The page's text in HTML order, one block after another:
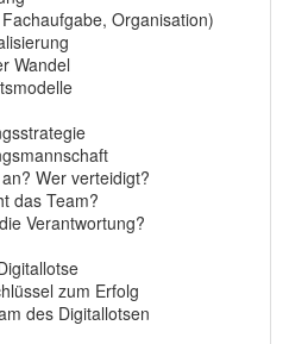
Organisation)
Wandel
Wer verteidigt?
das Team?
Verantwortung?
zum Erfolg
des Digitallotsen